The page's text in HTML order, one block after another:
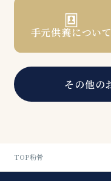
手元供養について
その他の
TOP粉骨